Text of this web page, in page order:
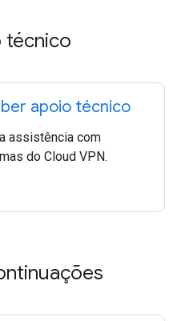
técnico
apoio técnico
assistência com
do Cloud VPN.